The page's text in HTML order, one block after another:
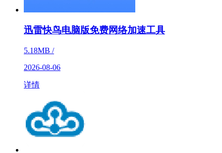
迅雷快鸟电脑版免费网络加速工具
5.18MB /
2026-08-06
详情